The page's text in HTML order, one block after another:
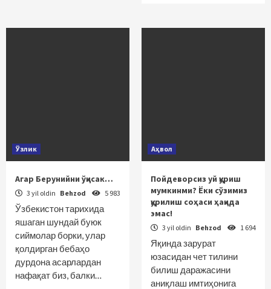
Ўзлик
Агар Берунийни ўқисак…
3 yil oldin Behzod 5 983
Ўзбекистон тарихида
яшаган шундай буюк
сиймолар борки, улар
қолдирган бебаҳо
дурдона асарлардан
нафақат биз, балки…
Аҳвол
Пойдеворсиз уй қуриш
мумкинми? Ёки сўзимиз
қурилиш соҳаси ҳақида
эмас!
3 yil oldin Behzod 1 694
Яқинда зарурат
юзасидан чет тилини
билиш даражасини
аниқлаш имтиҳонига